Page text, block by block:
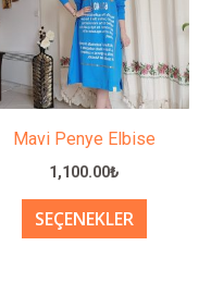
Mavi Penye Elbise
1,100.00₺
SEÇENEKLER
var.
ürün